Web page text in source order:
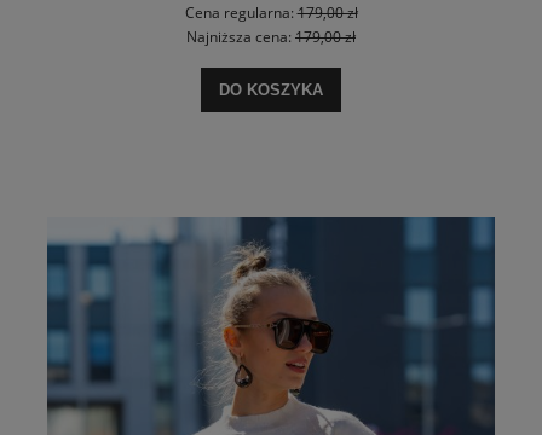
Cena regularna:179,00 zł
Najniższa cena: 179,00 zł
DO KOSZYKA